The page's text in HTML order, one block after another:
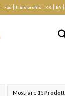
Faq Il mio profilo KR EN
Mostrare15